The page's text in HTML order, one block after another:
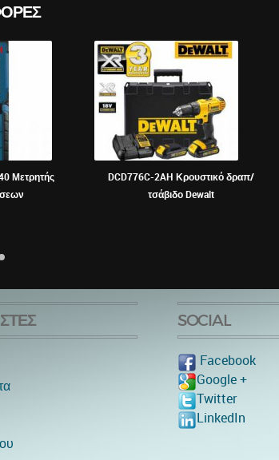
Μετρητής
DCD776C-2AH Κρουστικό δραπ/
τσάβιδο Dewalt
SOCIAL
Facebook
Google +
Twitter
LinkedIn